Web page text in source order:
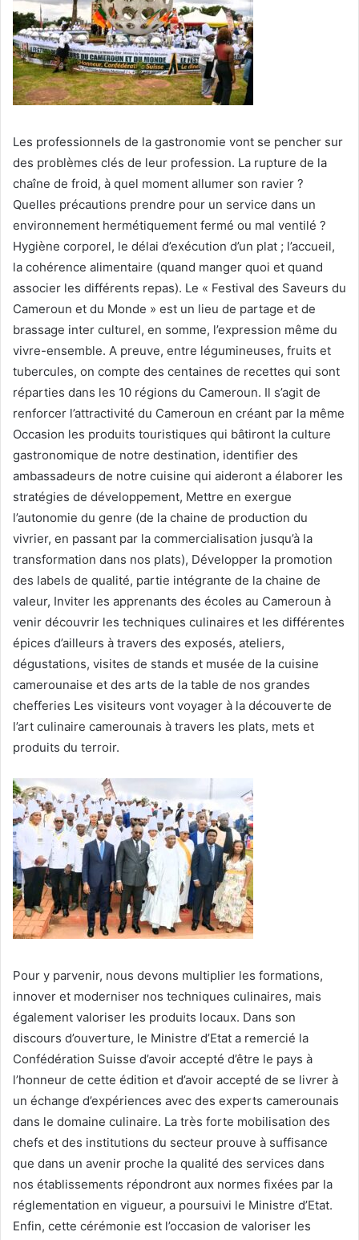
Les professionnels de la gastronomie vont se pencher sur
des problèmes clés de leur profession. La rupture de la
chaîne de froid, à quel moment allumer son ravier ?
Quelles précautions prendre pour un service dans un
environnement hermétiquement fermé ou mal ventilé ?
Hygiène corporel, le délai d’exécution d’un plat ; l’accueil,
la cohérence alimentaire (quand manger quoi et quand
associer les différents repas). Le « Festival des Saveurs du
Cameroun et du Monde » est un lieu de partage et de
brassage inter culturel, en somme, l’expression même du
vivre-ensemble. A preuve, entre légumineuses, fruits et
tubercules, on compte des centaines de recettes qui sont
réparties dans les 10 régions du Cameroun. Il s’agit de
renforcer l’attractivité du Cameroun en créant par la même
Occasion les produits touristiques qui bâtiront la culture
gastronomique de notre destination, identifier des
ambassadeurs de notre cuisine qui aideront a élaborer les
stratégies de développement, Mettre en exergue
l’autonomie du genre (de la chaine de production du
vivrier, en passant par la commercialisation jusqu’à la
transformation dans nos plats), Développer la promotion
des labels de qualité, partie intégrante de la chaine de
valeur, Inviter les apprenants des écoles au Cameroun à
venir découvrir les techniques culinaires et les différentes
épices d’ailleurs à travers des exposés, ateliers,
dégustations, visites de stands et musée de la cuisine
camerounaise et des arts de la table de nos grandes
chefferies Les visiteurs vont voyager à la découverte de
l’art culinaire camerounais à travers les plats, mets et
produits du terroir.
Pour y parvenir, nous devons multiplier les formations,
innover et moderniser nos techniques culinaires, mais
également valoriser les produits locaux. Dans son
discours d’ouverture, le Ministre d’Etat a remercié la
Confédération Suisse d’avoir accepté d’être le pays à
l’honneur de cette édition et d’avoir accepté de se livrer à
un échange d’expériences avec des experts camerounais
dans le domaine culinaire. La très forte mobilisation des
chefs et des institutions du secteur prouve à suffisance
que dans un avenir proche la qualité des services dans
nos établissements répondront aux normes fixées par la
réglementation en vigueur, a poursuivi le Ministre d’Etat.
Enfin, cette cérémonie est l’occasion de valoriser les